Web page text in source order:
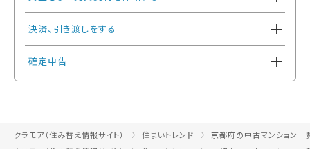
決済、引き渡しをする
確定申告
クラモア（住み替え情報サイト） 住まいトレンド
京都府の中古マンション一